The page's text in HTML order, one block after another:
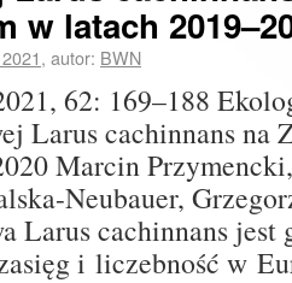
w latach
, autor: BWN
62: 169–188
Larus cachinnans
Marcin
Neubauer,
Larus cachinnans
i liczebność w